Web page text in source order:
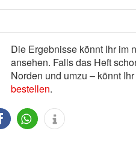
Die Ergebnisse könnt Ihr im
ansehen. Falls das Heft
Norden und umzu – könnt
bestellen.